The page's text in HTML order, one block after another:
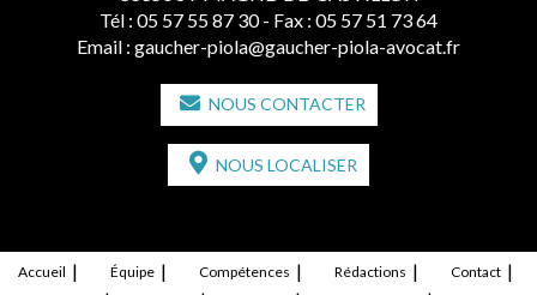
Tél : 05 57 55 87 30 - Fax : 05 57 51 73 64
Email : gaucher-piola@gaucher-piola-avocat.fr
NOUS CONTACTER
NOUS LOCALISER
Accueil Équipe Compétences Rédactions
Contact